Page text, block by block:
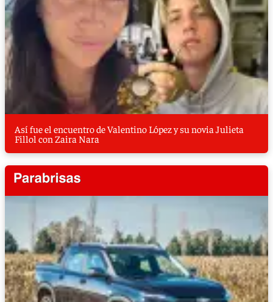
Así fue el encuentro de Valentino López y su novia Julieta
Fillol con Zaira Nara